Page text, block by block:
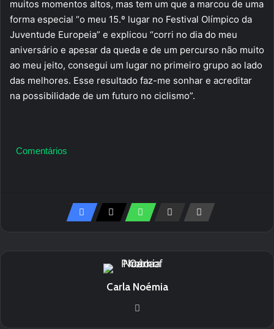
muitos momentos altos, mas tem um que a marcou de uma
forma especial “o meu 15.º lugar no Festival Olímpico da
Juventude Europeia” e explicou “corri no dia do meu
aniversário e apesar da queda e de um percurso não muito
ao meu jeito, consegui um lugar no primeiro grupo ao lado
das melhores. Esse resultado faz-me sonhar e acreditar
na possibilidade de um futuro no ciclismo”.
Comentários
Carla Noémia